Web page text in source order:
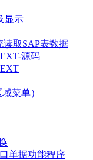
显示
取SAP表数据
源码
菜单）
单据功能程序